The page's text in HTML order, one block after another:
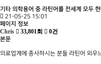
기타 의학용어 중 라틴어를 전세계 모두
21-05-25 15:01
페이지 정보
Chris 33,801회 0건
본문
의료업계에 종사하시는 분들 라틴어 외우